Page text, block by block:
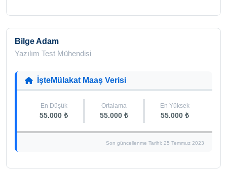
Bilge Adam
Yazılım Test Mühendisi
İşteMülakat Maaş Verisi
En Düşük
55.000 ₺
Ortalama
55.000 ₺
En Yüksek
55.000 ₺
Son güncellenme Tarihi: 25 Temmuz 2023